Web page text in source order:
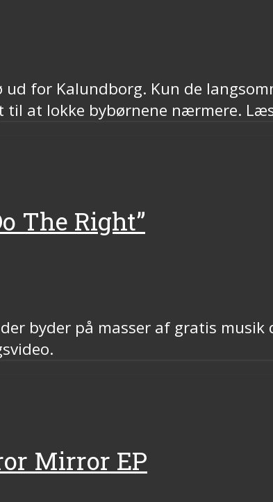
for Kalundborg. Kun de
til at lokke bybørnene nærmere.
The Right”
byder på masser af gratis musik
Mirror EP